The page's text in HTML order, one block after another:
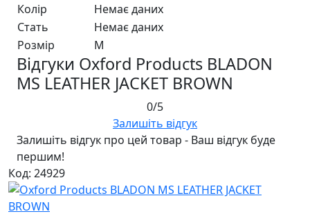
Колір
Немає даних
Стать
Немає даних
Розмір
M
Відгуки Oxford Products BLADON
MS LEATHER JACKET BROWN
0/5
Залишіть відгук
Залишіть відгук про цей товар - Ваш відгук буде
першим!
Код: 24929